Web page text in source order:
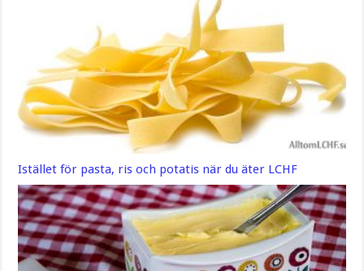
Istället för pasta, ris och potatis när du äter LCHF